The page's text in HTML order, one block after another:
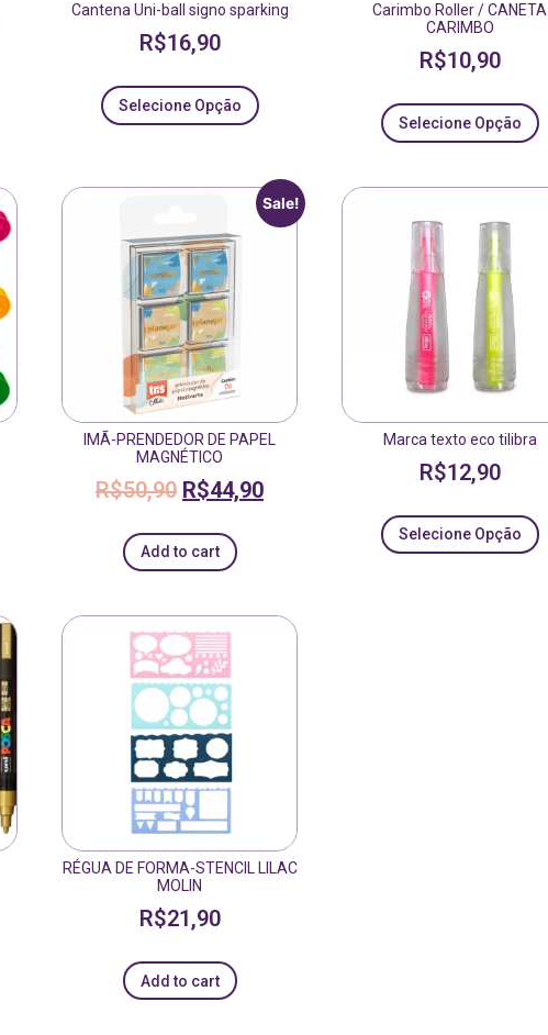
Cantena Uni-ball signo sparking
R$16,90
Selecione Opção
Carimbo Roller / CANETA
CARIMBO
R$10,90
Selecione Opção
Sale!
IMÃ-PRENDEDOR DE PAPEL
MAGNÉTICO
R$50,90 R$44,90
Add to cart
Marca texto eco tilibra
R$12,90
Selecione Opção
RÉGUA DE FORMA-STENCIL LILAC
MOLIN
R$21,90
Add to cart